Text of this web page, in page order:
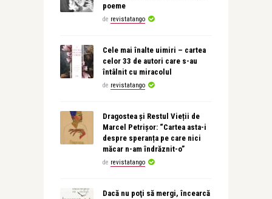
poeme
de revistatango
Cele mai înalte uimiri – cartea
celor 33 de autori care s-au
întâlnit cu miracolul
de revistatango
Dragostea și Restul Vieții de
Marcel Petrișor: “Cartea asta-i
despre speranța pe care nici
măcar n-am îndrăznit-o”
de revistatango
Dacă nu poţi să mergi, încearcă